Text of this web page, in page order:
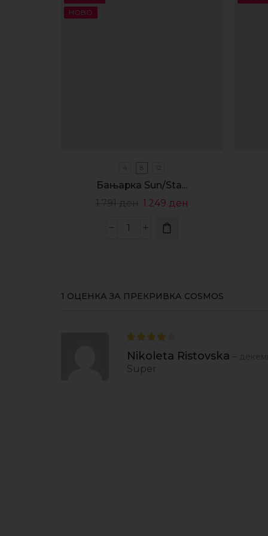
НОВО
4 8 12
Бањарка Sun/Sta...
1.791ден 1.249 ден
1 ОЦЕНКА ЗА ПРЕКРИВКА COSMOS
Nikoleta Ristovska –
Super